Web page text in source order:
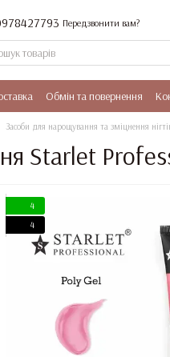
Передзвонити вам?
Обмін та повернення
Засоби для нарощування та зміцнення
Starlet
4
4